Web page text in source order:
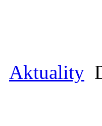
Aktuality